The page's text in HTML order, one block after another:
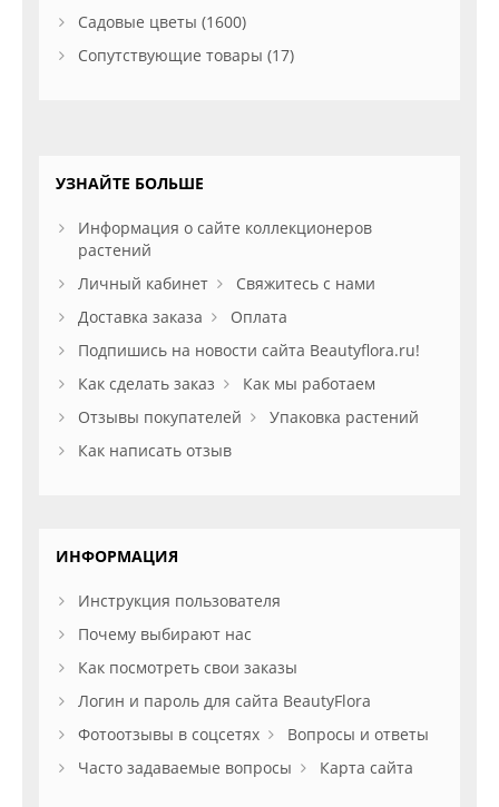
Садовые цветы (1600)
Сопутствующие товары (17)
УЗНАЙТЕ БОЛЬШЕ
Информация о сайте коллекционеров
растений
Личный кабинет
Свяжитесь с нами
Доставка заказа
Оплата
Подпишись на новости сайта Beautyflora.ru!
Как сделать заказ
Как мы работаем
Отзывы покупателей
Упаковка растений
Как написать отзыв
ИНФОРМАЦИЯ
Инструкция пользователя
Почему выбирают нас
Как посмотреть свои заказы
Логин и пароль для сайта BeautyFlora
Фотоотзывы в соцсетях
Вопросы и ответы
Часто задаваемые вопросы
Карта сайта